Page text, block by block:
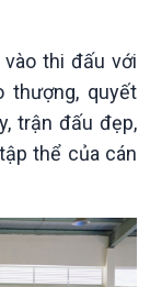
Công nghệ
& Công nghệ
thi đấu với
thượng, quyết
trận đấu đẹp,
thể của cán